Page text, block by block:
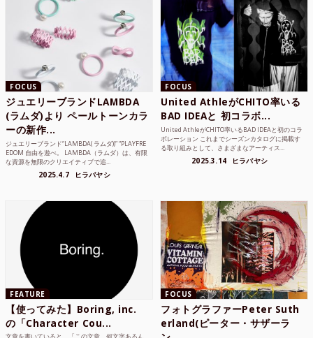
FOCUS
ジュエリーブランドLAMBDA
(ラムダ)より ペールトーンカラ
ーの新作...
ジュエリーブランド“LAMBDA( ラムダ))” “PLAYFRE
EDOM 自由を遊べ。 LAMBDA（ラムダ）は、有限
な資源を無限のクリエイティブで追...
2025.4.7 ヒラバヤシ
FOCUS
United AthleがCHITO率いる
BAD IDEAと 初コラボ...
United AthleがCHITO率いるBAD IDEAと初のコラ
ボレーション これまでシーズンカタログに掲載す
る取り組みとして、さまざまなアーティス...
2025.3.14 ヒラバヤシ
FEATURE
【使ってみた】Boring, inc.
の「Character Cou...
FOCUS
フォトグラファーPeter Suth
erland(ピーター・サザーラ